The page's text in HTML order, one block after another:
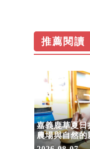
推薦閱讀
嘉義鹿草夏日
農場與自然的